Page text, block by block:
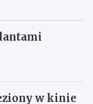
w kinie